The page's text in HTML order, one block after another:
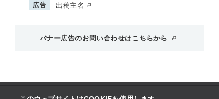
広告 出稿主名
バナー広告のお問い合わせはこちらから